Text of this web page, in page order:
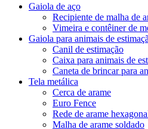
Gaiola de aço
Recipiente de malha de
Vimeira e contêiner de
Gaiola para animais de
Canil de estimação
Caixa para animais de
Caneta de brincar para
Tela metálica
Cerca de arame
Euro Fence
Rede de arame
Malha de arame soldado